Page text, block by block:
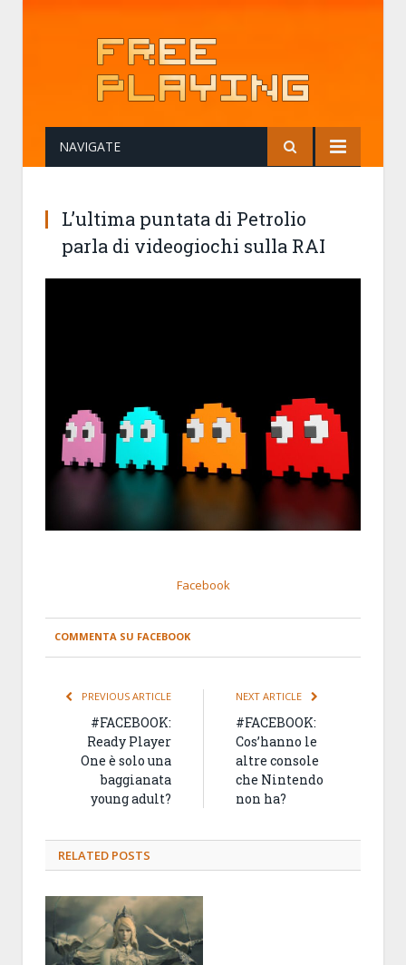
NAVIGATE
L’ultima puntata di Petrolio
parla di videogiochi sulla RAI
Facebook
COMMENTA SU FACEBOOK
PREVIOUS ARTICLE
#FACEBOOK:
Ready Player
One è solo una
baggianata
young adult?
NEXT ARTICLE
#FACEBOOK:
Cos’hanno le
altre console
che Nintendo
non ha?
RELATED POSTS